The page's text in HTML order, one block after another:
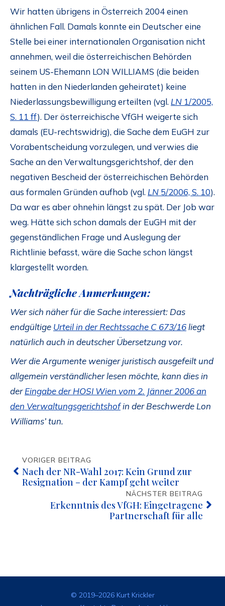
Wir hatten übrigens in Österreich 2004 einen
ähnlichen Fall. Damals konnte ein Deutscher eine
Stelle bei einer internationalen Organisation nicht
annehmen, weil die österreichischen Behörden
seinem US-Ehemann LON WILLIAMS (die beiden
hatten in den Niederlanden geheiratet) keine
Niederlassungsbewilligung erteilten (vgl. LN 1/2005,
S. 11 ff). Der österreichische VfGH weigerte sich
damals (EU-rechtswidrig), die Sache dem EuGH zur
Vorabentscheidung vorzulegen, und verwies die
Sache an den Verwaltungsgerichtshof, der den
negativen Bescheid der österreichischen Behörden
aus formalen Gründen aufhob (vgl. LN 5/2006, S. 10).
Da war es aber ohnehin längst zu spät. Der Job war
weg. Hätte sich schon damals der EuGH mit der
gegenständlichen Frage und Auslegung der
Richtlinie befasst, wäre die Sache schon längst
klargestellt worden.
Nachträgliche Anmerkungen:
Wer sich näher für die Sache interessiert: Das
endgültige Urteil in der Rechtssache C 673/16liegt
natürlich auch in deutscher Übersetzung vor.
Wer die Argumente weniger juristisch ausgefeilt und
allgemein verständlicher lesen möchte, kann dies in
derEingabe der HOSI Wien vom 2. Jänner 2006 an
den Verwaltungsgerichtshofin der Beschwerde Lon
Williams’ tun.
VORIGER BEITRAG
Nach der NR-Wahl 2017: Kein Grund zur
Resignation – der Kampf geht weiter
NÄCHSTER BEITRAG
Erkenntnis des VfGH: Eingetragene
Partnerschaft für alle
© 2019–2026 Kurt Krickler